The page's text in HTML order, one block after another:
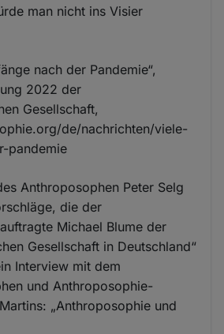
man nicht ins Visier
nach der Pandemie“,
2022 der
Gesellschaft,
de/nachrichten/viele-
pandemie
Anthroposophen Peter Selg
die der
Michael Blume der
Gesellschaft in Deutschland“
Interview mit dem
und Anthroposophie-
„Anthroposophie und